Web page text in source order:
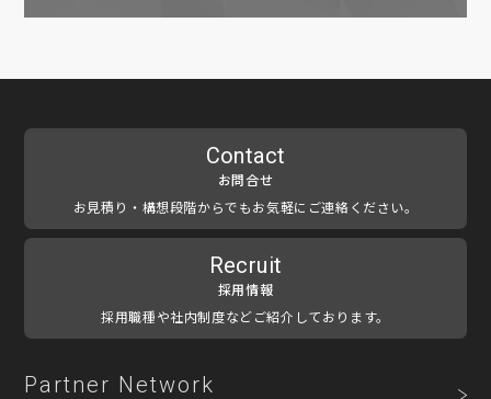
Contact
お問合せ
お見積り・構想段階からでもお気軽にご連絡ください。
Recruit
採用情報
採用職種や社内制度などご紹介しております。
Partner Network